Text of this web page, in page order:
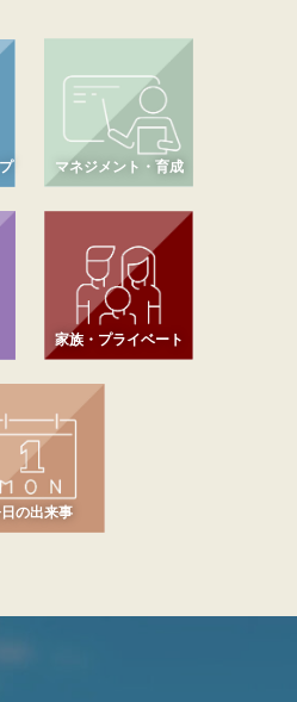
マネジメント・育成
家族・プライベート
の出来事